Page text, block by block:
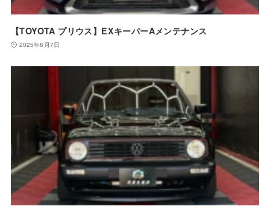
【TOYOTA プリウス】EXキーパーAメンテナンス
2025年6月7日